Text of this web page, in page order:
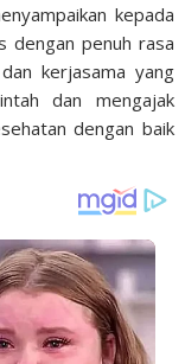
kepada
dengan penuh rasa
kerjasama yang
dan mengajak
dengan baik